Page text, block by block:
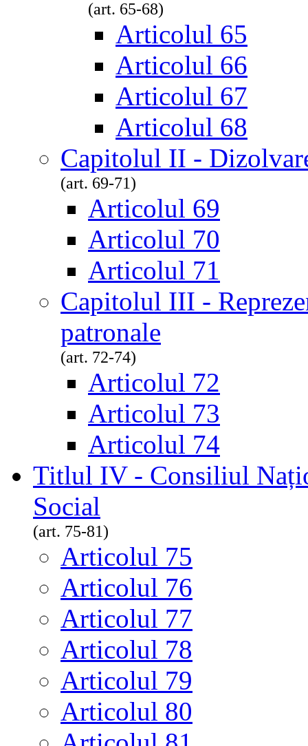
(art. 65-68)
Articolul 65
Articolul 66
Articolul 67
Articolul 68
Capitolul II -
(art. 69-71)
Articolul 69
Articolul 70
Articolul 71
Capitolul III -
patronale
(art. 72-74)
Articolul 72
Articolul 73
Articolul 74
Titlul IV - Consiliul
Social
(art. 75-81)
Articolul 75
Articolul 76
Articolul 77
Articolul 78
Articolul 79
Articolul 80